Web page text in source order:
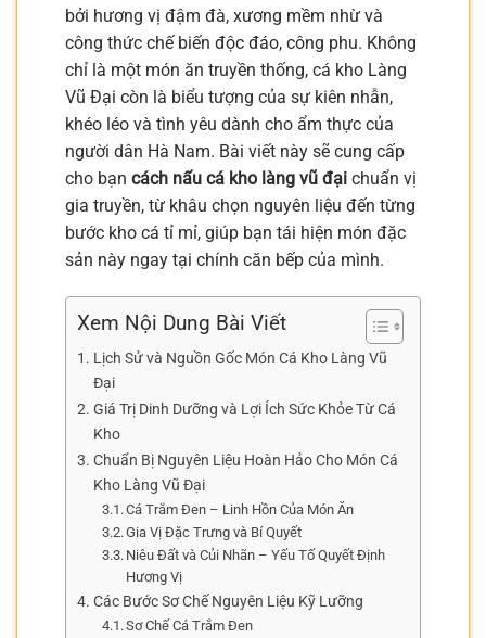
bởi hương vị đậm đà, xương mềm nhừ và
công thức chế biến độc đáo, công phu. Không
chỉ là một món ăn truyền thống, cá kho Làng
Vũ Đại còn là biểu tượng của sự kiên nhẫn,
khéo léo và tình yêu dành cho ẩm thực của
người dân Hà Nam. Bài viết này sẽ cung cấp
cho bạn cách nấu cá kho làng vũ đại chuẩn vị
gia truyền, từ khâu chọn nguyên liệu đến từng
bước kho cá tỉ mỉ, giúp bạn tái hiện món đặc
sản này ngay tại chính căn bếp của mình.
Xem Nội Dung Bài Viết
Lịch Sử và Nguồn Gốc Món Cá Kho Làng Vũ
Đại
Giá Trị Dinh Dưỡng và Lợi Ích Sức Khỏe Từ Cá
Kho
Chuẩn Bị Nguyên Liệu Hoàn Hảo Cho Món Cá
Kho Làng Vũ Đại
Cá Trắm Đen – Linh Hồn Của Món Ăn
Gia Vị Đặc Trưng và Bí Quyết
Niêu Đất và Củi Nhãn – Yếu Tố Quyết Định
Hương Vị
Các Bước Sơ Chế Nguyên Liệu Kỹ Lưỡng
Sơ Chế Cá Trắm Đen